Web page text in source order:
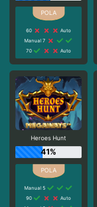
60
Auto
Manual 7
70
Auto
Heroes Hunt
41%
Manual 5
90
Auto